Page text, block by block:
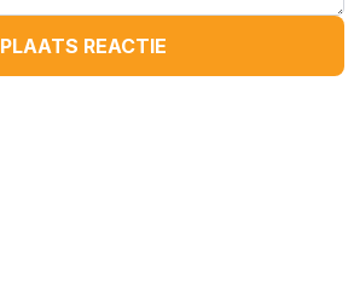
PLAATS REACTIE